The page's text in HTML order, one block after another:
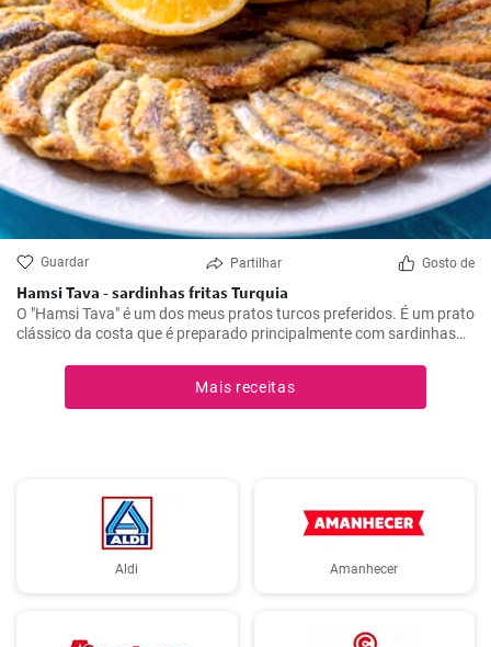
Guardar Partilhar Gosto de
Hamsi Tava - sardinhas fritas Turquia
O "Hamsi Tava" é um dos meus pratos turcos preferidos. É um prato
clássico da costa que é preparado principalmente com sardinhas
do Mar Negro e fiquei impressionado com a sua simplicidade e
sabor delicioso. As sardinhas são mergulhadas em farinha de milho
e fritas até ficarem estaladiças.
Mais receitas
Aldi Amanhecer